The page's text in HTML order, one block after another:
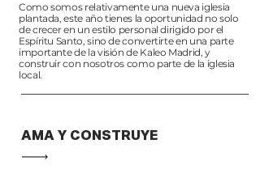
Como somos relativamente una nueva iglesia
plantada, este año tienes la oportunidad no solo
de crecer en un estilo personal dirigido por el
Espíritu Santo, sino de convertirte en una parte
importante de la visión de Kaleo Madrid, y
construir con nosotros como parte de la iglesia
local.
AMA Y CONSTRUYE